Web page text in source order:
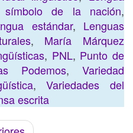
símbolo de la nación,
estándar, Lenguas
, María Márquez
, PNL, Punto de
Podemos, Variedad
,Variedades del
escrita